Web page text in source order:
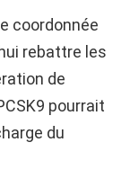
coordonnée
rebattre les
de
pourrait
du